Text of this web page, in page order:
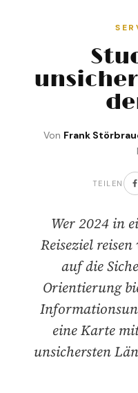
Von Frank
TEILEN
Wer 2024 in
Reiseziel
auf die
Orientierung
eine Karte
unsichersten